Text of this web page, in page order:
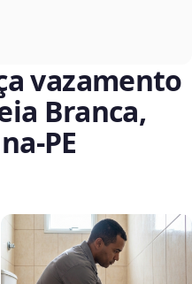
vazamento
Branca,